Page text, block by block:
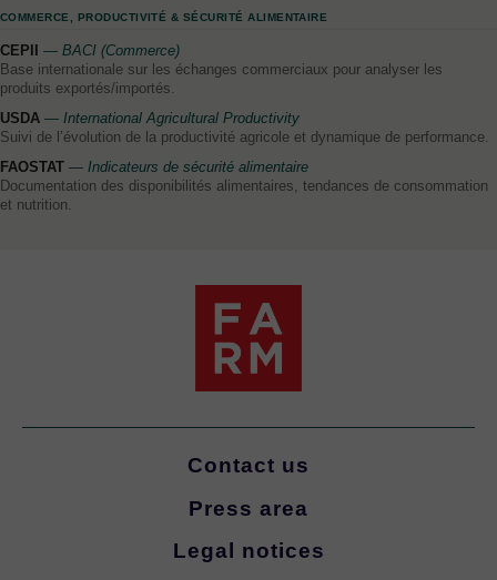
COMMERCE, PRODUCTIVITÉ & SÉCURITÉ ALIMENTAIRE
CEPII
— BACI (Commerce)
Base internationale sur les échanges commerciaux pour analyser les
produits exportés/importés.
USDA — International Agricultural Productivity
Suivi de l’évolution de la productivité agricole et dynamique de performance.
FAOSTAT — Indicateurs de sécurité alimentaire
Documentation des disponibilités alimentaires, tendances de consommation
et nutrition.
Contact us
Press area
Legal notices